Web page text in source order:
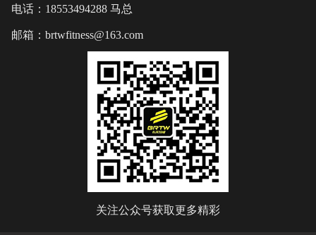
电话：18553494288 马总
邮箱：brtwfitness@163.com
关注公众号获取更多精彩